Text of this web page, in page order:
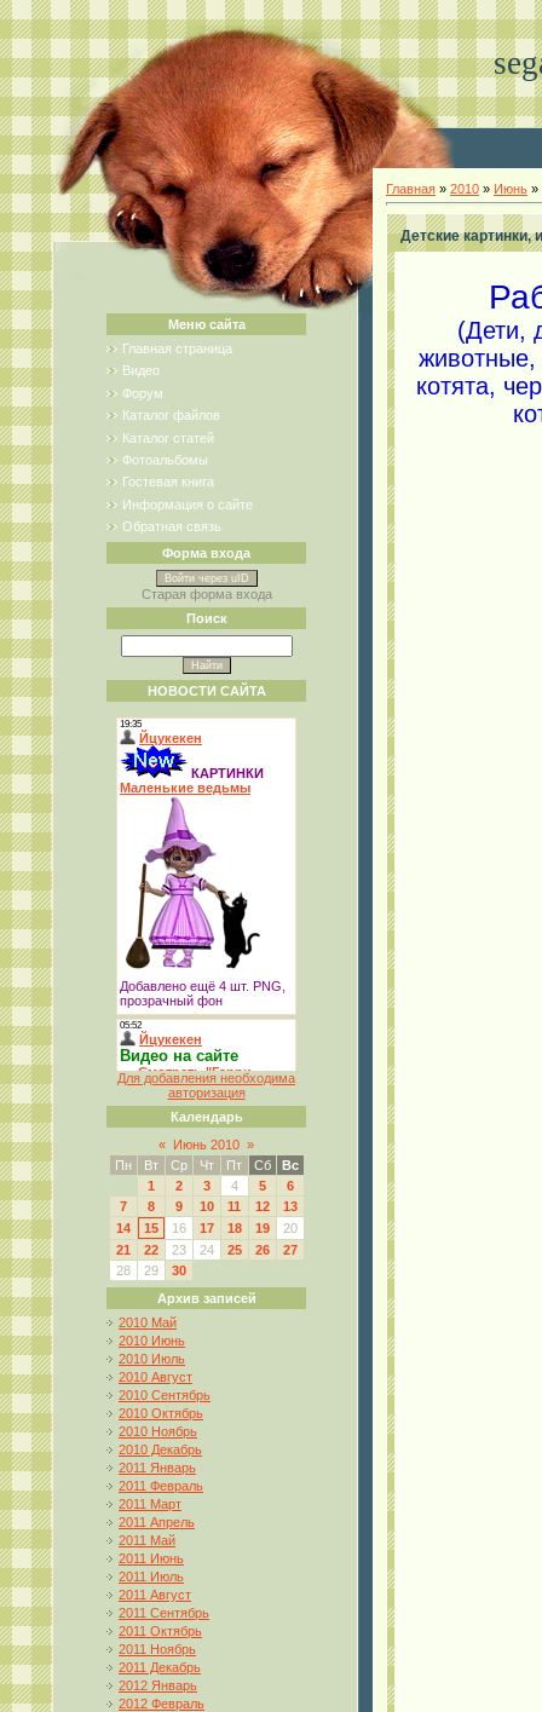
Меню сайта
Главная страница
Видео
Форум
Каталог файлов
Каталог статей
Фотоальбомы
Гостевая книга
Информация о сайте
Обратная связь
Форма входа
Войти через uID
Старая форма входа
Поиск
НОВОСТИ САЙТА
Для добавления необходима
авторизация
Календарь
« Июнь 2010 »
Пн
Вт Ср Чт Пт Сб
Вс
1
2 3 4 5
6
7
8 9 10 11 12
13
14
15 16 17 18 19
20
21
22 23 24 25 26
27
28
29
30
Архив записей
2010 Май
2010 Июнь
2010 Июль
2010 Август
2010 Сентябрь
2010 Октябрь
2010 Ноябрь
2010 Декабрь
2011 Январь
2011 Февраль
2011 Март
2011 Апрель
2011 Май
2011 Июнь
2011 Июль
2011 Август
2011 Сентябрь
2011 Октябрь
2011 Ноябрь
2011 Декабрь
2012 Январь
2012 Февраль
Главная » 2010 » Июнь »
Детские картинки,
(Дети,
животные,
котята,